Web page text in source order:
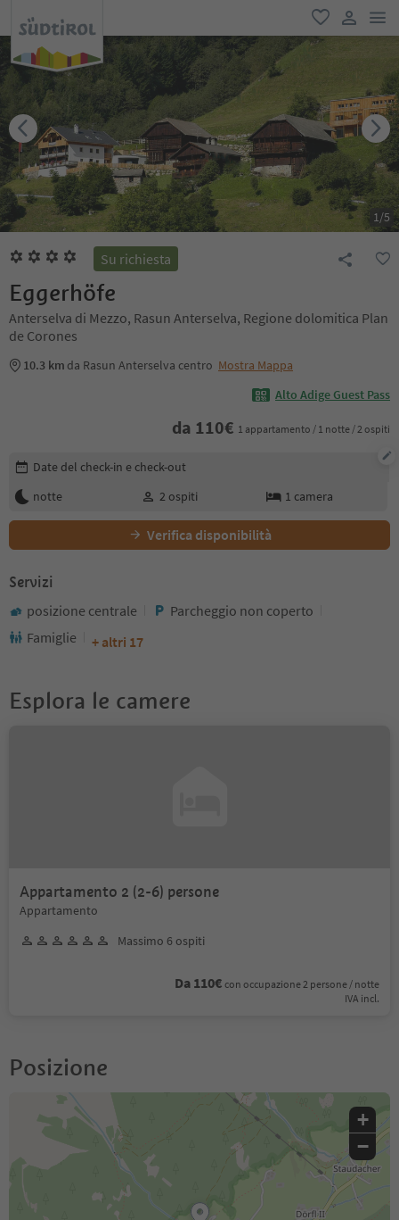
favoriti
user link
1/5
Su richiesta
Eggerhöfe
Anterselva di Mezzo, Rasun Anterselva, Regione dolomitica Plan
de Corones
10.3 km da Rasun Anterselva centro Mostra Mappa
Alto Adige Guest Pass
da 110€ 1 appartamento / 1 notte / 2 ospiti
Modifica i dettagli della prenotazione
Date del check-in e check-out
notte
2 ospiti 1 camera
Verifica disponibilità
Servizi
posizione centrale
Parcheggio non coperto
Famiglie
+ altri 17
Esplora le camere
Appartamento 2 (2-6) persone
Appartamento
Massimo 6 ospiti
Da 110€ con occupazione 2 persone / notte
IVA incl.
Posizione
+
−